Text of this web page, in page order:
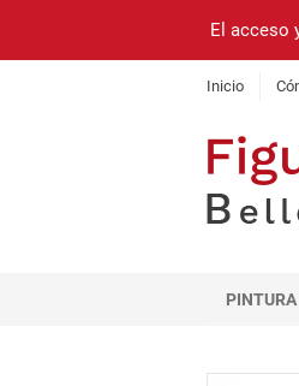
El acceso
Inicio
PINTURA